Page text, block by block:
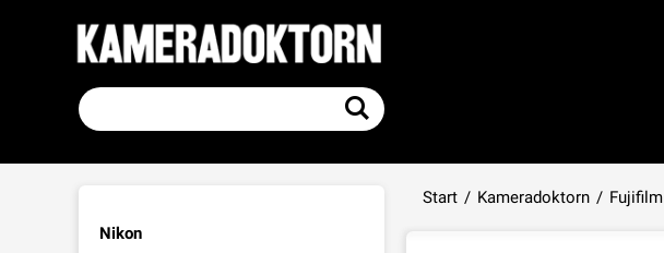
Start / Kameradoktorn / Fujifilm
Nikon